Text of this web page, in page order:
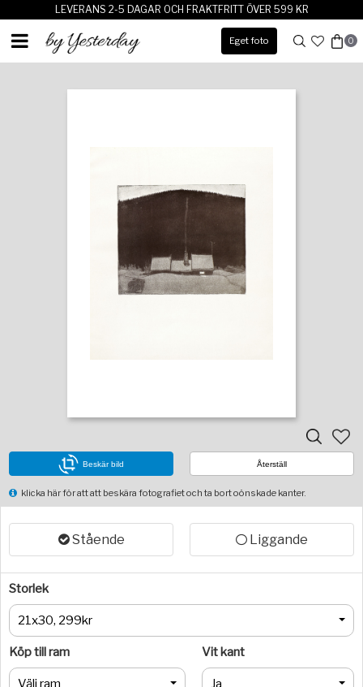
LEVERANS 2-5 DAGAR OCH FRAKTFRITT ÖVER 599 KR
Eget foto 0
Beskär bild Återställ
klicka här för att att beskära fotografiet och ta bort oönskade kanter.
Stående Liggande
Storlek
21x30, 299kr
Köp till ram
Välj ram
Vit kant
Ja